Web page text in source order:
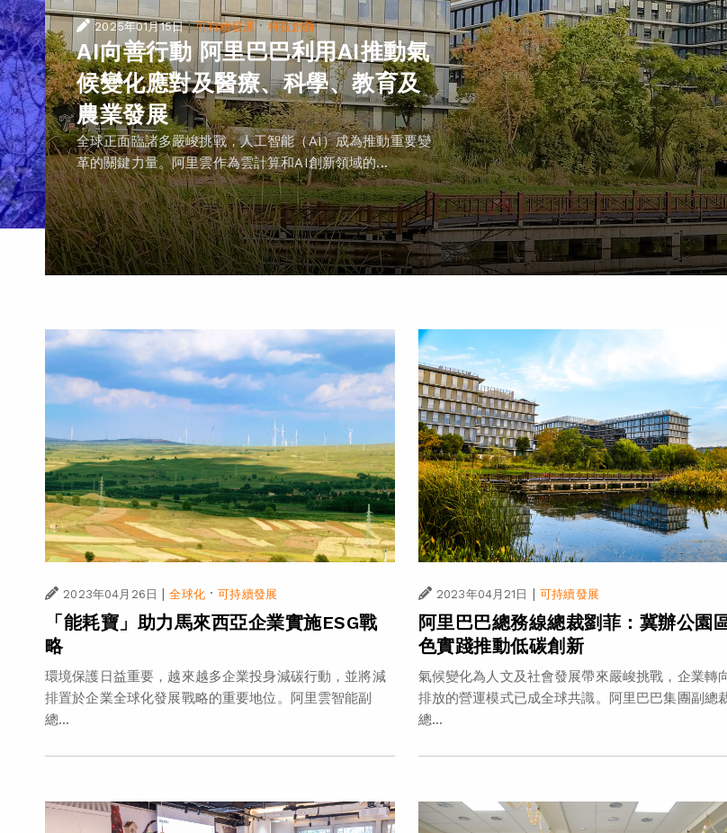
2025年01月15日 |可持續發展· 科技創新
AI向善行動 阿里巴巴利用AI推動氣
候變化應對及醫療、科學、教育及
農業發展
全球正面臨諸多嚴峻挑戰，人工智能（AI）成為推動重要變
革的關鍵力量。阿里雲作為雲計算和AI創新領域的...
2023年04月26日 | 全球化·可持續發展
「能耗寶」助力馬來西亞企業實施ESG戰
略
環境保護日益重要，越來越多企業投身減碳行動，並將減
排置於企業全球化發展戰略的重要地位。阿里雲智能副
總...
2023年04月21日 | 可持續發展
阿里巴巴總務線總裁劉菲：冀辦公園
色實踐推動低碳創新
氣候變化為人文及社會發展帶來嚴峻挑戰，企業轉
排放的營運模式已成全球共識。阿里巴巴集團副總裁
總...